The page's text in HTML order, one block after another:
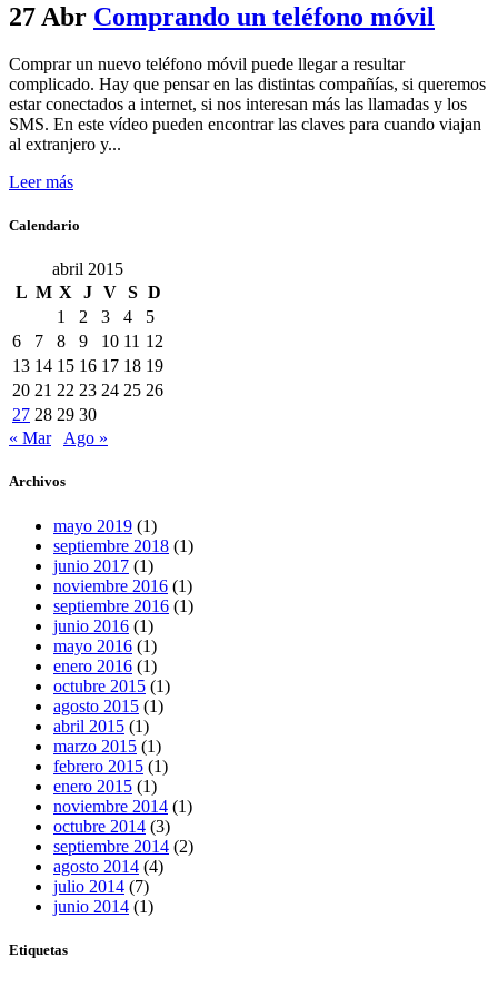
27 Abr Comprando un teléfono móvil
Comprar un nuevo teléfono móvil puede llegar a resultar
complicado. Hay que pensar en las distintas compañías, si queremos
estar conectados a internet, si nos interesan más las llamadas y los
SMS. En este vídeo pueden encontrar las claves para cuando viajan
al extranjero y...
Leer más
Calendario
abril 2015
L M X J V S D
1
2 3 4
5
6
7 8 9 10 11 12
13 14 15 16 17 18 19
20 21 22 23 24 25 26
27 28 29 30
« Mar
Ago »
Archivos
mayo 2019 (1)
septiembre 2018 (1)
junio 2017 (1)
noviembre 2016 (1)
septiembre 2016 (1)
junio 2016 (1)
mayo 2016 (1)
enero 2016 (1)
octubre 2015 (1)
agosto 2015 (1)
abril 2015 (1)
marzo 2015 (1)
febrero 2015 (1)
enero 2015 (1)
noviembre 2014 (1)
octubre 2014 (3)
septiembre 2014 (2)
agosto 2014 (4)
julio 2014 (7)
junio 2014 (1)
Etiquetas